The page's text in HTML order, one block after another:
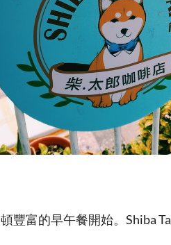
豐富的早午餐開始。Shiba